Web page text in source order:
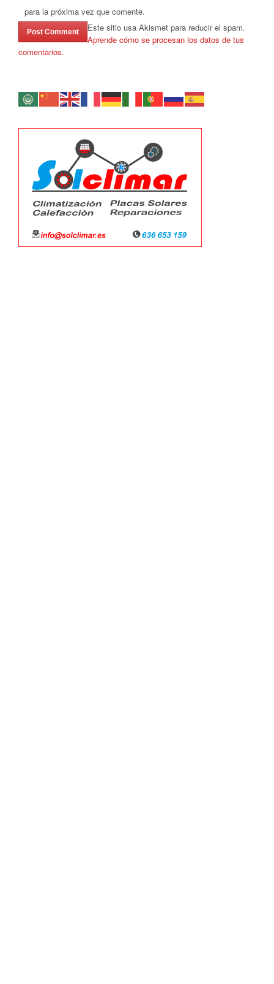
para la próxima vez que comente.
Este sitio usa Akismet para reducir el spam.
Aprende cómo se procesan los datos de tus
comentarios.